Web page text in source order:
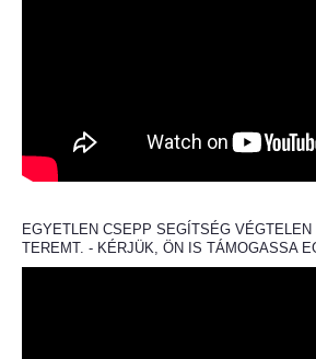
EGYETLEN CSEPP SEGÍTSÉG
TEREMT. - KÉRJÜK, ÖN IS TÁMOGASSA